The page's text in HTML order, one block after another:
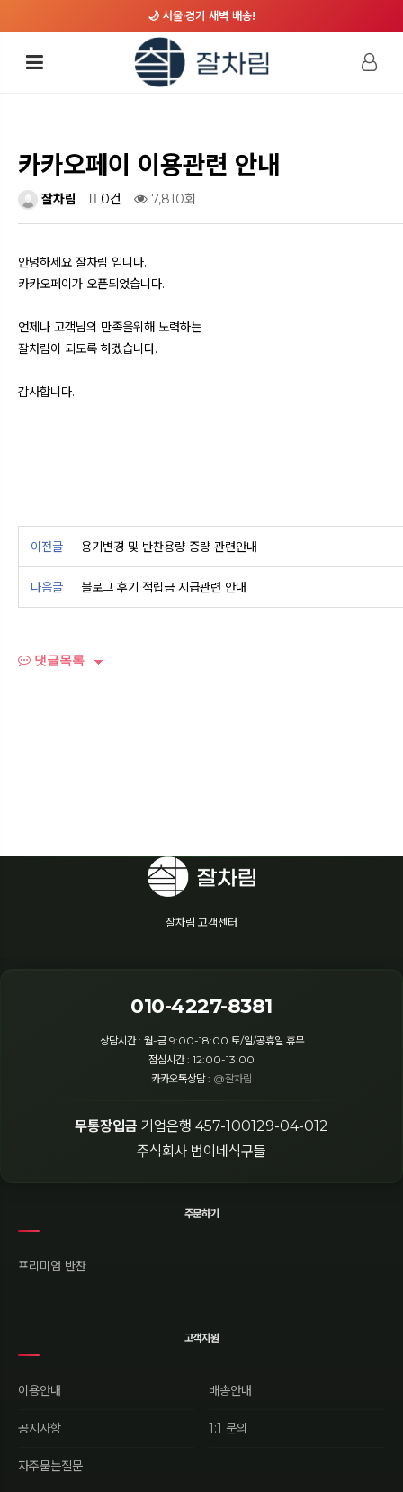
🌙 서울·경기 새벽 배송!
카카오페이 이용관련 안내
잘차림 0건 7,810회
안녕하세요 잘차림 입니다.
카카오페이가 오픈되었습니다.
언제나 고객님의 만족을위해 노력하는
잘차림이 되도록 하겠습니다.
감사합니다.
이전글 용기변경 및 반찬용량 증량 관련안내
다음글 블로그 후기 적립금 지급관련 안내
댓글목록
잘차림 고객센터
010-4227-8381
상담시간 : 월-금 9:00-18:00 토/일/공휴일 휴무
점심시간 : 12:00-13:00
카카오톡상담 : @잘차림
무통장입금 기업은행 457-100129-04-012
주식회사 범이네식구들
주문하기
프리미엄 반찬
고객지원
이용안내 배송안내
공지사항 1:1 문의
자주묻는질문